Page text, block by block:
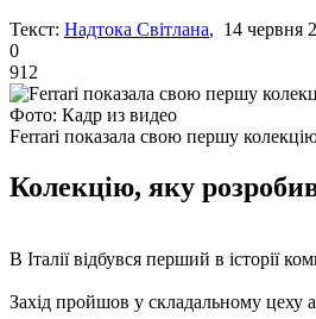
Текст: Надтока Світлана, 14 червня
0
912
Фото: Кадр из видео
Ferrari показала свою першу
Колекцію, яку
В Італії відбувся перший в історії
Захід пройшов у складальному цеху